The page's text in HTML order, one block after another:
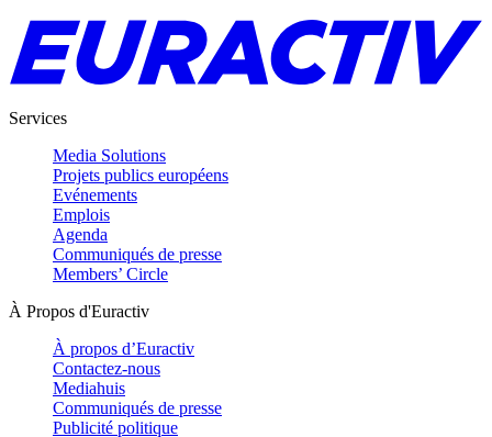
Services
Media Solutions
Projets publics européens
Evénements
Emplois
Agenda
Communiqués de presse
Members’ Circle
À Propos d'Euractiv
À propos d’Euractiv
Contactez-nous
Mediahuis
Communiqués de presse
Publicité politique